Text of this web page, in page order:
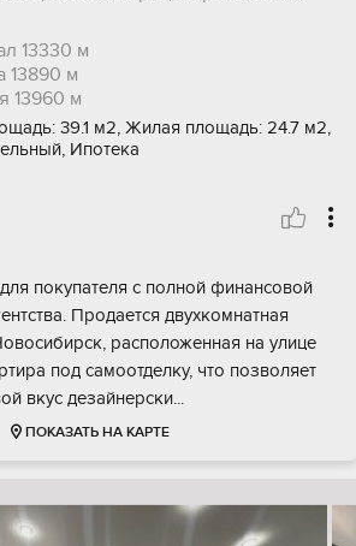
13330 м
13890 м
13960 м
39.1 м2, Жилая площадь: 24.7 м2,
Ипотека
покупателя с полной финансовой
Продается двухкомнатная
расположенная на улице
под самоотделку, что позволяет
вкус дезайнерски...
ПОКАЗАТЬ НА КАРТЕ